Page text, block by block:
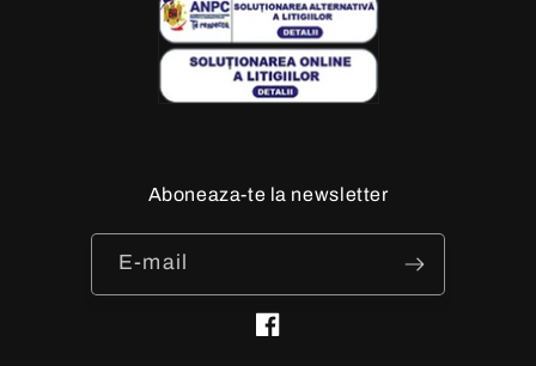
Aboneaza-te la newsletter
E-mail
Facebook